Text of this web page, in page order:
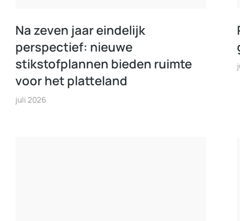
Na zeven jaar eindelijk
perspectief: nieuwe
stikstofplannen bieden ruimte
voor het platteland
juli 2026